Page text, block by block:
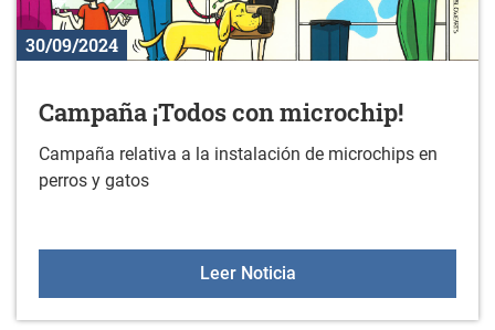
30/09/2024
Campaña ¡Todos con microchip!
Campaña relativa a la instalación de microchips en
perros y gatos
Leer NoticiaCampaña ¡Todos con